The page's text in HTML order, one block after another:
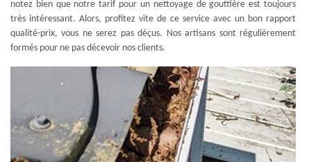
notez bien que notre tarif pour un nettoyage de gouttière est toujours
très intéressant. Alors, profitez vite de ce service avec un bon rapport
qualité-prix, vous ne serez pas déçus. Nos artisans sont régulièrement
formés pour ne pas décevoir nos clients.